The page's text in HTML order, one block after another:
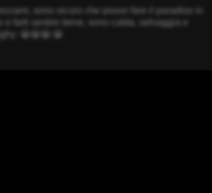
sono sicuro che posso fare il paradiso in
farti sentire bene, sono calda, selvaggia e
😀😀😀:😀